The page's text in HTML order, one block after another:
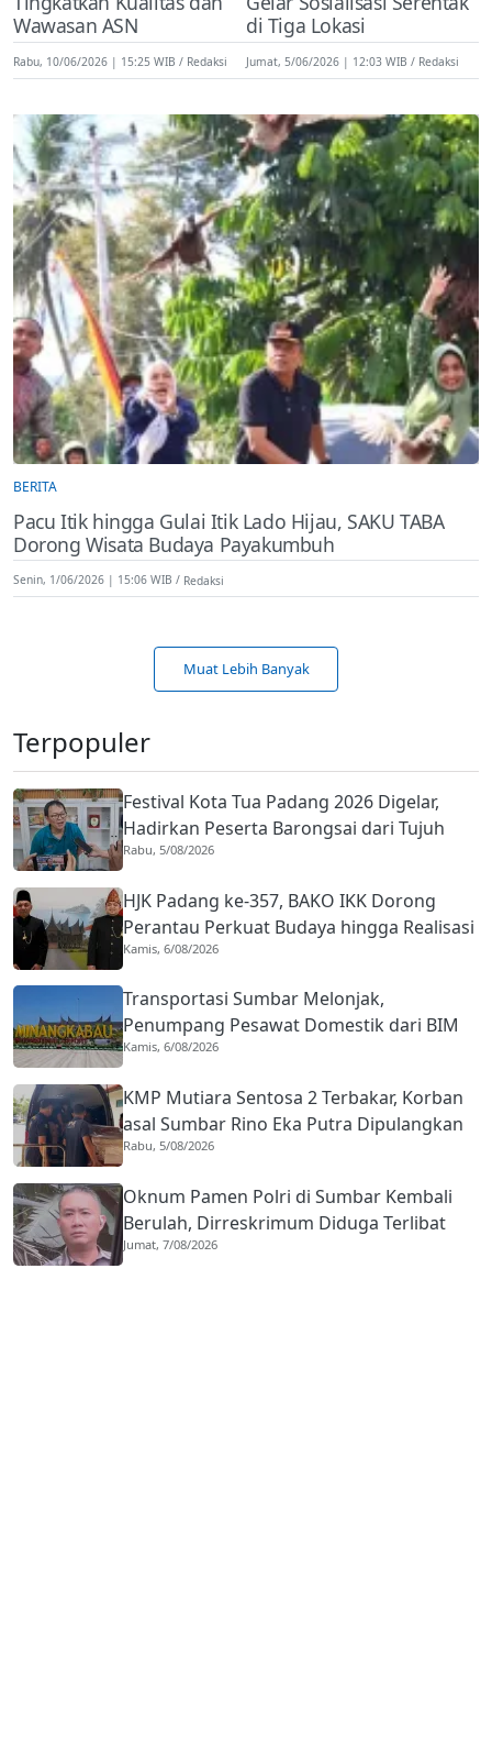
Wawasan ASN
Rabu, 10/06/2026 | 15:25 WIB Redaksi
di Tiga Lokasi
Jumat, 5/06/2026 | 12:03 WIB Redaksi
BERITA
Pacu Itik hingga Gulai Itik Lado Hijau, SAKU TABA
Dorong Wisata Budaya Payakumbuh
Senin, 1/06/2026 | 15:06 WIB Redaksi
Muat Lebih Banyak
Terpopuler
Festival Kota Tua Padang 2026 Digelar,
Hadirkan Peserta Barongsai dari Tujuh
Negara
Rabu, 5/08/2026
HJK Padang ke-357, BAKO IKK Dorong
Perantau Perkuat Budaya hingga Realisasi
Kota Gastronomi
Kamis, 6/08/2026
Transportasi Sumbar Melonjak,
Penumpang Pesawat Domestik dari BIM
Naik Hampir 33 Persen
Kamis, 6/08/2026
KMP Mutiara Sentosa 2 Terbakar, Korban
asal Sumbar Rino Eka Putra Dipulangkan
ke Agam
Rabu, 5/08/2026
Oknum Pamen Polri di Sumbar Kembali
Berulah, Dirreskrimum Diduga Terlibat
Kekerasan dengan Seorang Sopir
Jumat, 7/08/2026